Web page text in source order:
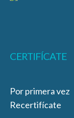
CERTIFÍCATE
Por primera vez
Recertifícate